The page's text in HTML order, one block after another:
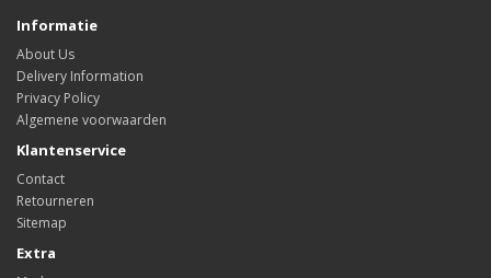
Informatie
About Us
Delivery Information
Privacy Policy
Algemene voorwaarden
Klantenservice
Contact
Retourneren
Sitemap
Extra